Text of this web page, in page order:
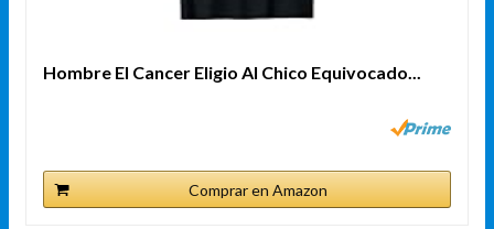
Hombre El Cancer Eligio Al Chico Equivocado...
Comprar en Amazon